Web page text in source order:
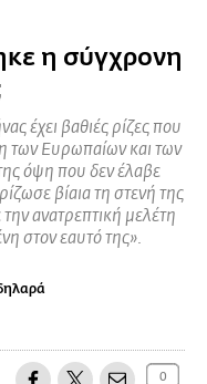
η σύγχρονη
έχει βαθιές ρίζες που
των Ευρωπαίων και των
όψη που δεν έλαβε
βίαια τη στενή της
ανατρεπτική μελέτη
στον εαυτό της».
0